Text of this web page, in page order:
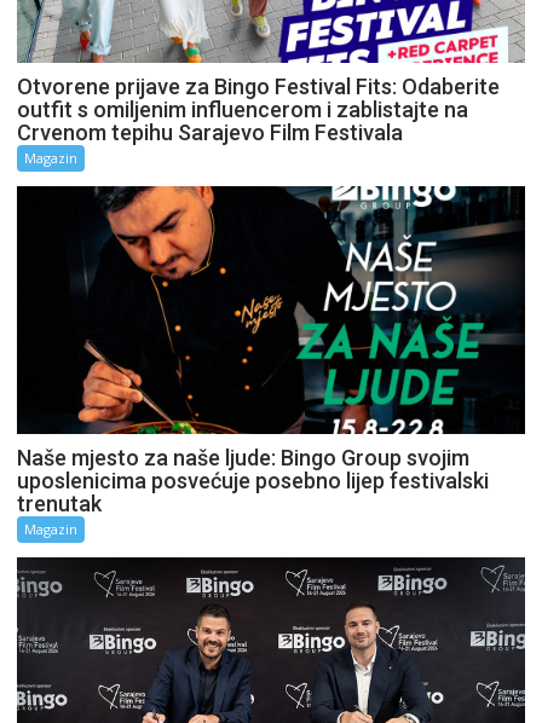
Otvorene prijave za Bingo Festival Fits: Odaberite
outfit s omiljenim influencerom i zablistajte na
Crvenom tepihu Sarajevo Film Festivala
Magazin
Naše mjesto za naše ljude: Bingo Group svojim
uposlenicima posvećuje posebno lijep festivalski
trenutak
Magazin